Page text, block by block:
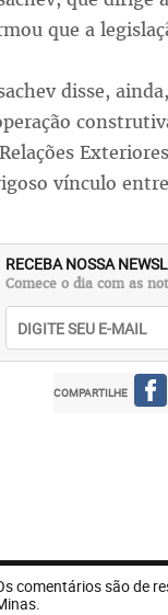
que a
disse,
vínculo
RECEBA NOSSA
Comece o dia com as
COMPARTILHE
comentários são de